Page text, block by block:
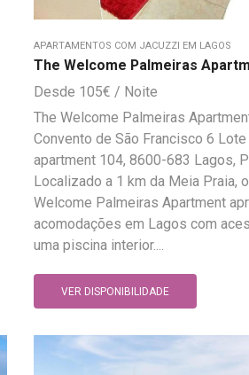
APARTAMENTOS COM JACUZZI EM LAGOS
The Welcome Palmeiras
105€
The Welcome Palmeiras
Convento de São Francisco 6 Lote
apartment 104, 8600-683 Lagos,
Localizado a 1 km da Meia Praia, o
Welcome Palmeiras Apartment
acomodações em Lagos com
uma piscina interior....
VER DISPONIBILIDADE